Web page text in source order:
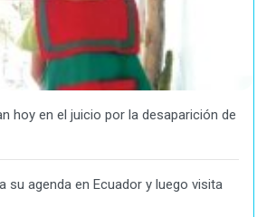
hoy en el juicio por la desaparición de
su agenda en Ecuador y luego visita